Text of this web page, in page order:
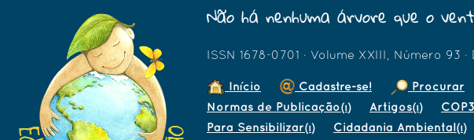
Não há nenhuma árvore que o
ISSN 1678-0701 · Volume XXIII, Número 93
Início Cadastre-se! Procurar
Normas de Publicação(1) Artigos(1)
Para Sensibilizar(1) Cidadania Ambiental(1)